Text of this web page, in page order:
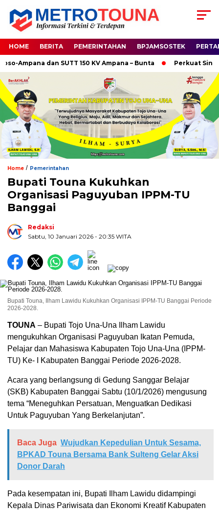
HOME BERITA PEMERINTAHAN BPJAMSOSTEK
dan SUTT 150 KV Ampana – Bunta Perkuat Sinergi
Home / Pemerintahan
Bupati Touna Kukuhkan
Organisasi Paguyuban IPPM-TU
Banggai
Redaksi
Sabtu, 10 Januari 2026 - 20:35 WITA
Bupati Touna, Ilham Lawidu Kukuhkan Organisasi IPPM-TU Banggai Periode
2026-2028.
TOUNA – Bupati Tojo Una-Una Ilham Lawidu
mengukuhkan Organisasi Paguyuban Ikatan Pemuda,
Pelajar dan Mahasiswa Kabupaten Tojo Una-Una (IPPM-
TU) Ke- I Kabupaten Banggai Periode 2026-2028.
Acara yang berlangsung di Gedung Sanggar Belajar
(SKB) Kabupaten Banggai Sabtu (10/1/2026) mengusung
tema “Meneguhkan Persatuan, Menguatkan Dedikasi
Untuk Paguyuban Yang Berkelanjutan”.
Baca Juga Wujudkan Kepedulian Untuk Sesama,
BPKAD Touna Bersama Bank Sulteng Gelar Aksi
Donor Darah
Pada kesempatan ini, Bupati Ilham Lawidu didampingi
Kepala Dinas Pariwisata dan Ekonomi Kreatif Kabupaten